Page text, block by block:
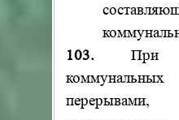
103. При
перерывами,